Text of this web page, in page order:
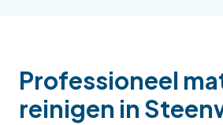
Professioneel
reinigen in